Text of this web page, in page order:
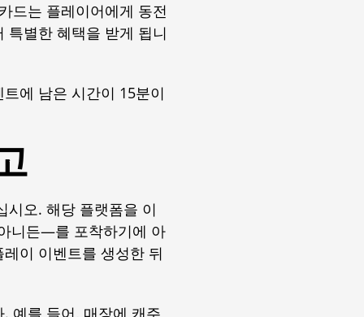
드는 플레이어에게 동전
특별한 혜택을 받게 됩니
에 남은 시간이 15분이
시오. 해당 플랫폼을 이
니든—를 포착하기에 아
이 이벤트를 생성한 뒤
예를 들어, 매장에 캐주